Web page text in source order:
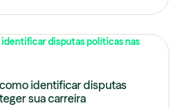
identificar disputas
sua carreira